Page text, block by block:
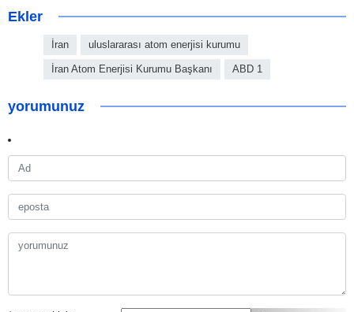
Ekler
İran uluslararası atom enerjisi kurumu
İran Atom Enerjisi Kurumu Başkanı ABD 1
yorumunuz